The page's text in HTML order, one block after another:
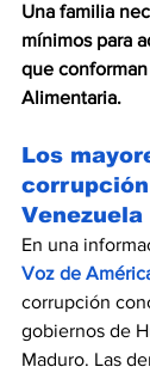
Una familia
mínimos para
que
Alimentaria.
Los
Venezuela
En una
Voz de
corrupción
gobiernos de
Maduro. Las